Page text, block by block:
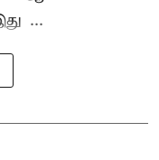
...